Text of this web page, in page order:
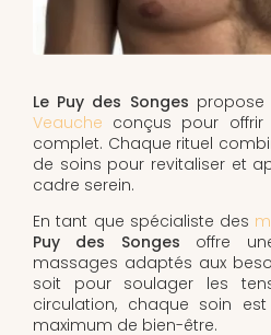
Le Puy des Songes propose
Veauche conçus pour offrir
complet. Chaque rituel
de soins pour revitaliser et
cadre serein.
En tant que spécialiste des
Puy des Songes offre
massages adaptés aux
soit pour soulager les
circulation, chaque soin
maximum de bien-être.